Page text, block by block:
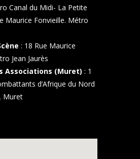
Canal du Midi- La Petite
Maurice Fonvieille. Métro
: 18 Rue Maurice
Jean Jaurès
Associations (Muret) : 1
d’Afrique du Nord
Muret